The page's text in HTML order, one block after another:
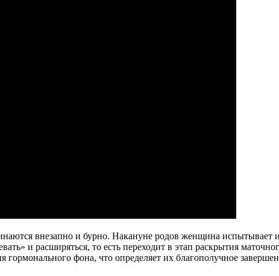
внезапно и бурно. Накануне родов женщина испытывает
и расширяться, то есть переходит в этап раскрытия
гормонального фона, что определяет их благополучное